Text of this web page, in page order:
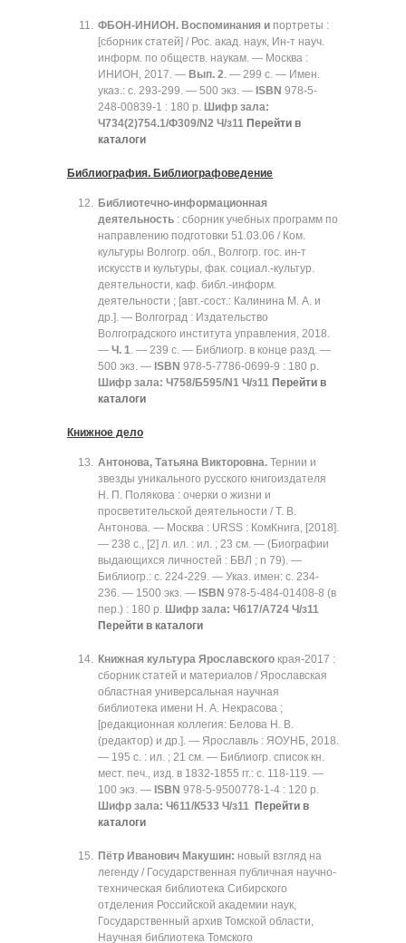
ФБОН-ИНИОН. Воспоминания и портреты :
[сборник статей] / Рос. акад. наук, Ин-т науч.
информ. по обществ. наукам. — Москва :
ИНИОН, 2017. — Вып. 2. — 299 с. — Имен.
указ.: с. 293-299. — 500 экз. — ISBN 978-5-
248-00839-1 : 180 р. Шифр зала:
Ч734(2)754.1/Ф309/N2 Ч/з11 Перейти в
каталоги
Библиография. Библиографоведение
Библиотечно-информационная
деятельность : сборник учебных программ по
направлению подготовки 51.03.06 / Ком.
культуры Волгогр. обл., Волгогр. гос. ин-т
искусств и культуры, фак. социал.-культур.
деятельности, каф. библ.-информ.
деятельности ; [авт.-сост.: Калинина М. А. и
др.]. — Волгоград : Издательство
Волгоградского института управления, 2018.
— Ч. 1. — 239 с. — Библиогр. в конце разд. —
500 экз. — ISBN 978-5-7786-0699-9 : 180 р.
Шифр зала: Ч758/Б595/N1 Ч/з11 Перейти в
каталоги
Книжное дело
Антонова, Татьяна Викторовна. Тернии и
звезды уникального русского книгоиздателя
Н. П. Полякова : очерки о жизни и
просветительской деятельности / Т. В.
Антонова. — Москва : URSS : КомКнига, [2018].
— 238 с., [2] л. ил. : ил. ; 23 см. — (Биографии
выдающихся личностей : БВЛ ; n 79). —
Библиогр.: с. 224-229. — Указ. имен: с. 234-
236. — 1500 экз. — ISBN 978-5-484-01408-8 (в
пер.) : 180 р. Шифр зала: Ч617/А724 Ч/з11
Перейти в каталоги
Книжная культура Ярославского края-2017 :
сборник статей и материалов / Ярославская
областная универсальная научная
библиотека имени Н. А. Некрасова ;
[редакционная коллегия: Белова Н. В.
(редактор) и др.]. — Ярославль : ЯОУНБ, 2018.
— 195 с. : ил. ; 21 см. — Библиогр. список кн.
мест. печ., изд. в 1832-1855 гг.: с. 118-119. —
100 экз. — ISBN 978-5-9500778-1-4 : 120 р.
Шифр зала: Ч611/К533 Ч/з11 Перейти в
каталоги
Пётр Иванович Макушин: новый взгляд на
легенду / Государственная публичная научно-
техническая библиотека Сибирского
отделения Российской академии наук,
Государственный архив Томской области,
Научная библиотека Томского